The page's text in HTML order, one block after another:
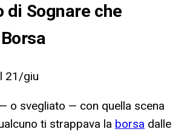
di Sognare che
21/giu
o svegliato — con quella scena
ti strappava la borsa dalle